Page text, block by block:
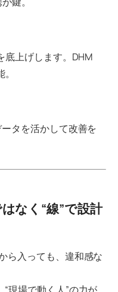
底上げします。DHM
タを活かして改善を
なく“線”で設計
ら入っても、違和感な
現場で動く人”の力が